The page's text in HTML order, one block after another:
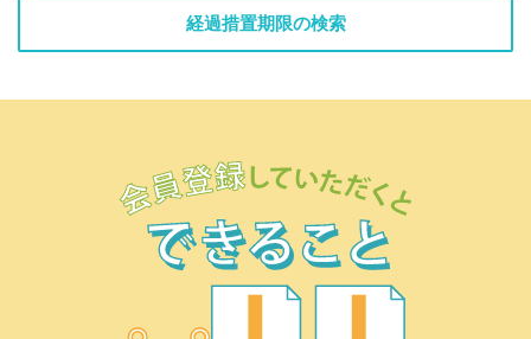
経過措置期限の検索